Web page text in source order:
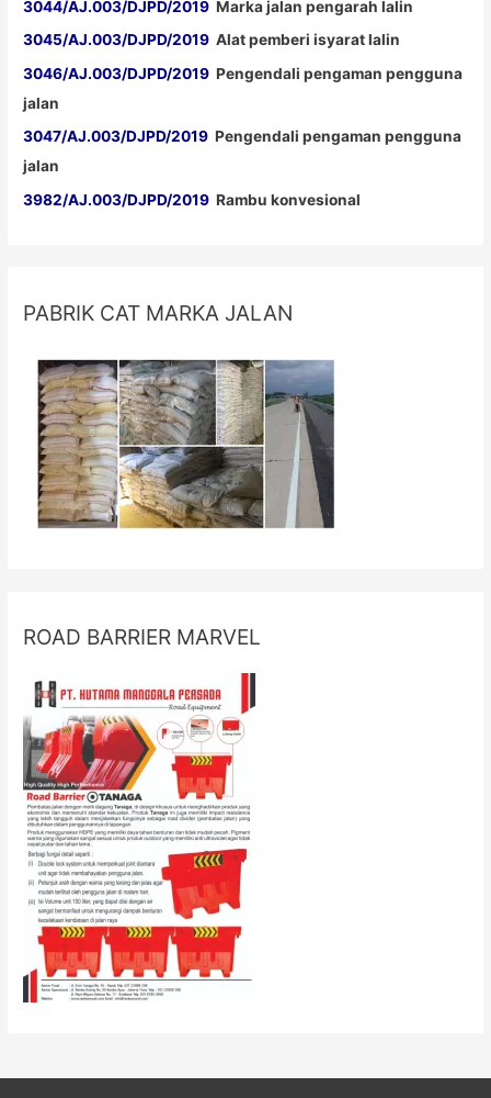
3044/AJ.003/DJPD/2019 Marka jalan pengarah lalin
3045/AJ.003/DJPD/2019 Alat pemberi isyarat lalin
3046/AJ.003/DJPD/2019 Pengendali pengaman pengguna
jalan
3047/AJ.003/DJPD/2019 Pengendali pengaman pengguna
jalan
3982/AJ.003/DJPD/2019 Rambu konvesional
PABRIK CAT MARKA JALAN
ROAD BARRIER MARVEL